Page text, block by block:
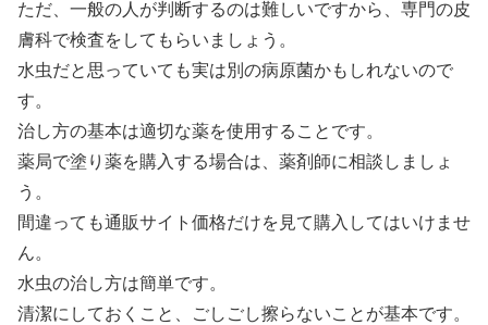
ただ、一般の人が判断するのは難しいですから、専門の皮
膚科で検査をしてもらいましょう。
水虫だと思っていても実は別の病原菌かもしれないので
す。
治し方の基本は適切な薬を使用することです。
薬局で塗り薬を購入する場合は、薬剤師に相談しましょ
う。
間違っても通販サイト価格だけを見て購入してはいけませ
ん。
水虫の治し方は簡単です。
清潔にしておくこと、ごしごし擦らないことが基本です。